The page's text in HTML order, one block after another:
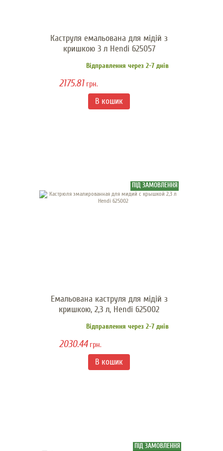
Каструля емальована для мідій з
кришкою 3 л Hendi 625057
Відправлення через 2-7 днів
2175.81грн.
ПІД ЗАМОВЛЕННЯ
Емальована каструля для мідій з
кришкою, 2,3 л, Hendi 625002
Відправлення через 2-7 днів
2030.44грн.
ПІД ЗАМОВЛЕННЯ